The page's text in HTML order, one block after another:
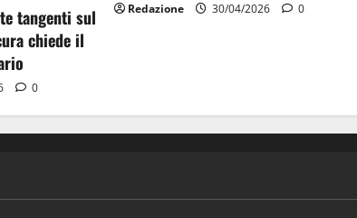
tangenti sul
chiede il
0
Redazione 30/04/2026 0